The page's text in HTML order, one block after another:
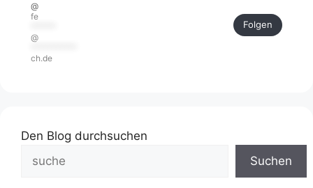
@
fe
@
ch.de
Folgen
Den Blog durchsuchen
Suchen